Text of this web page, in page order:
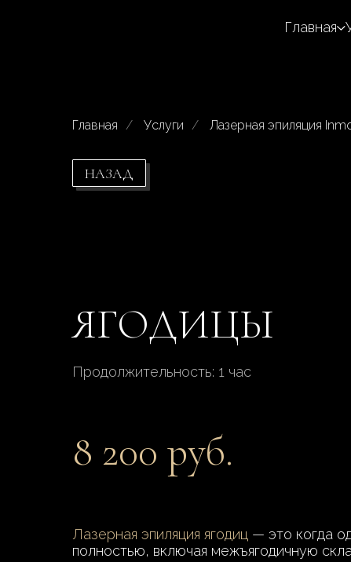
Главная
Главная / Услуги / Лазерная эпиляция
НАЗАД
ЯГОДИЦЫ
Продолжительность: 1 час
8 200 руб.
Лазерная эпиляция ягодиц — это когда
полностью, включая межъягодичную